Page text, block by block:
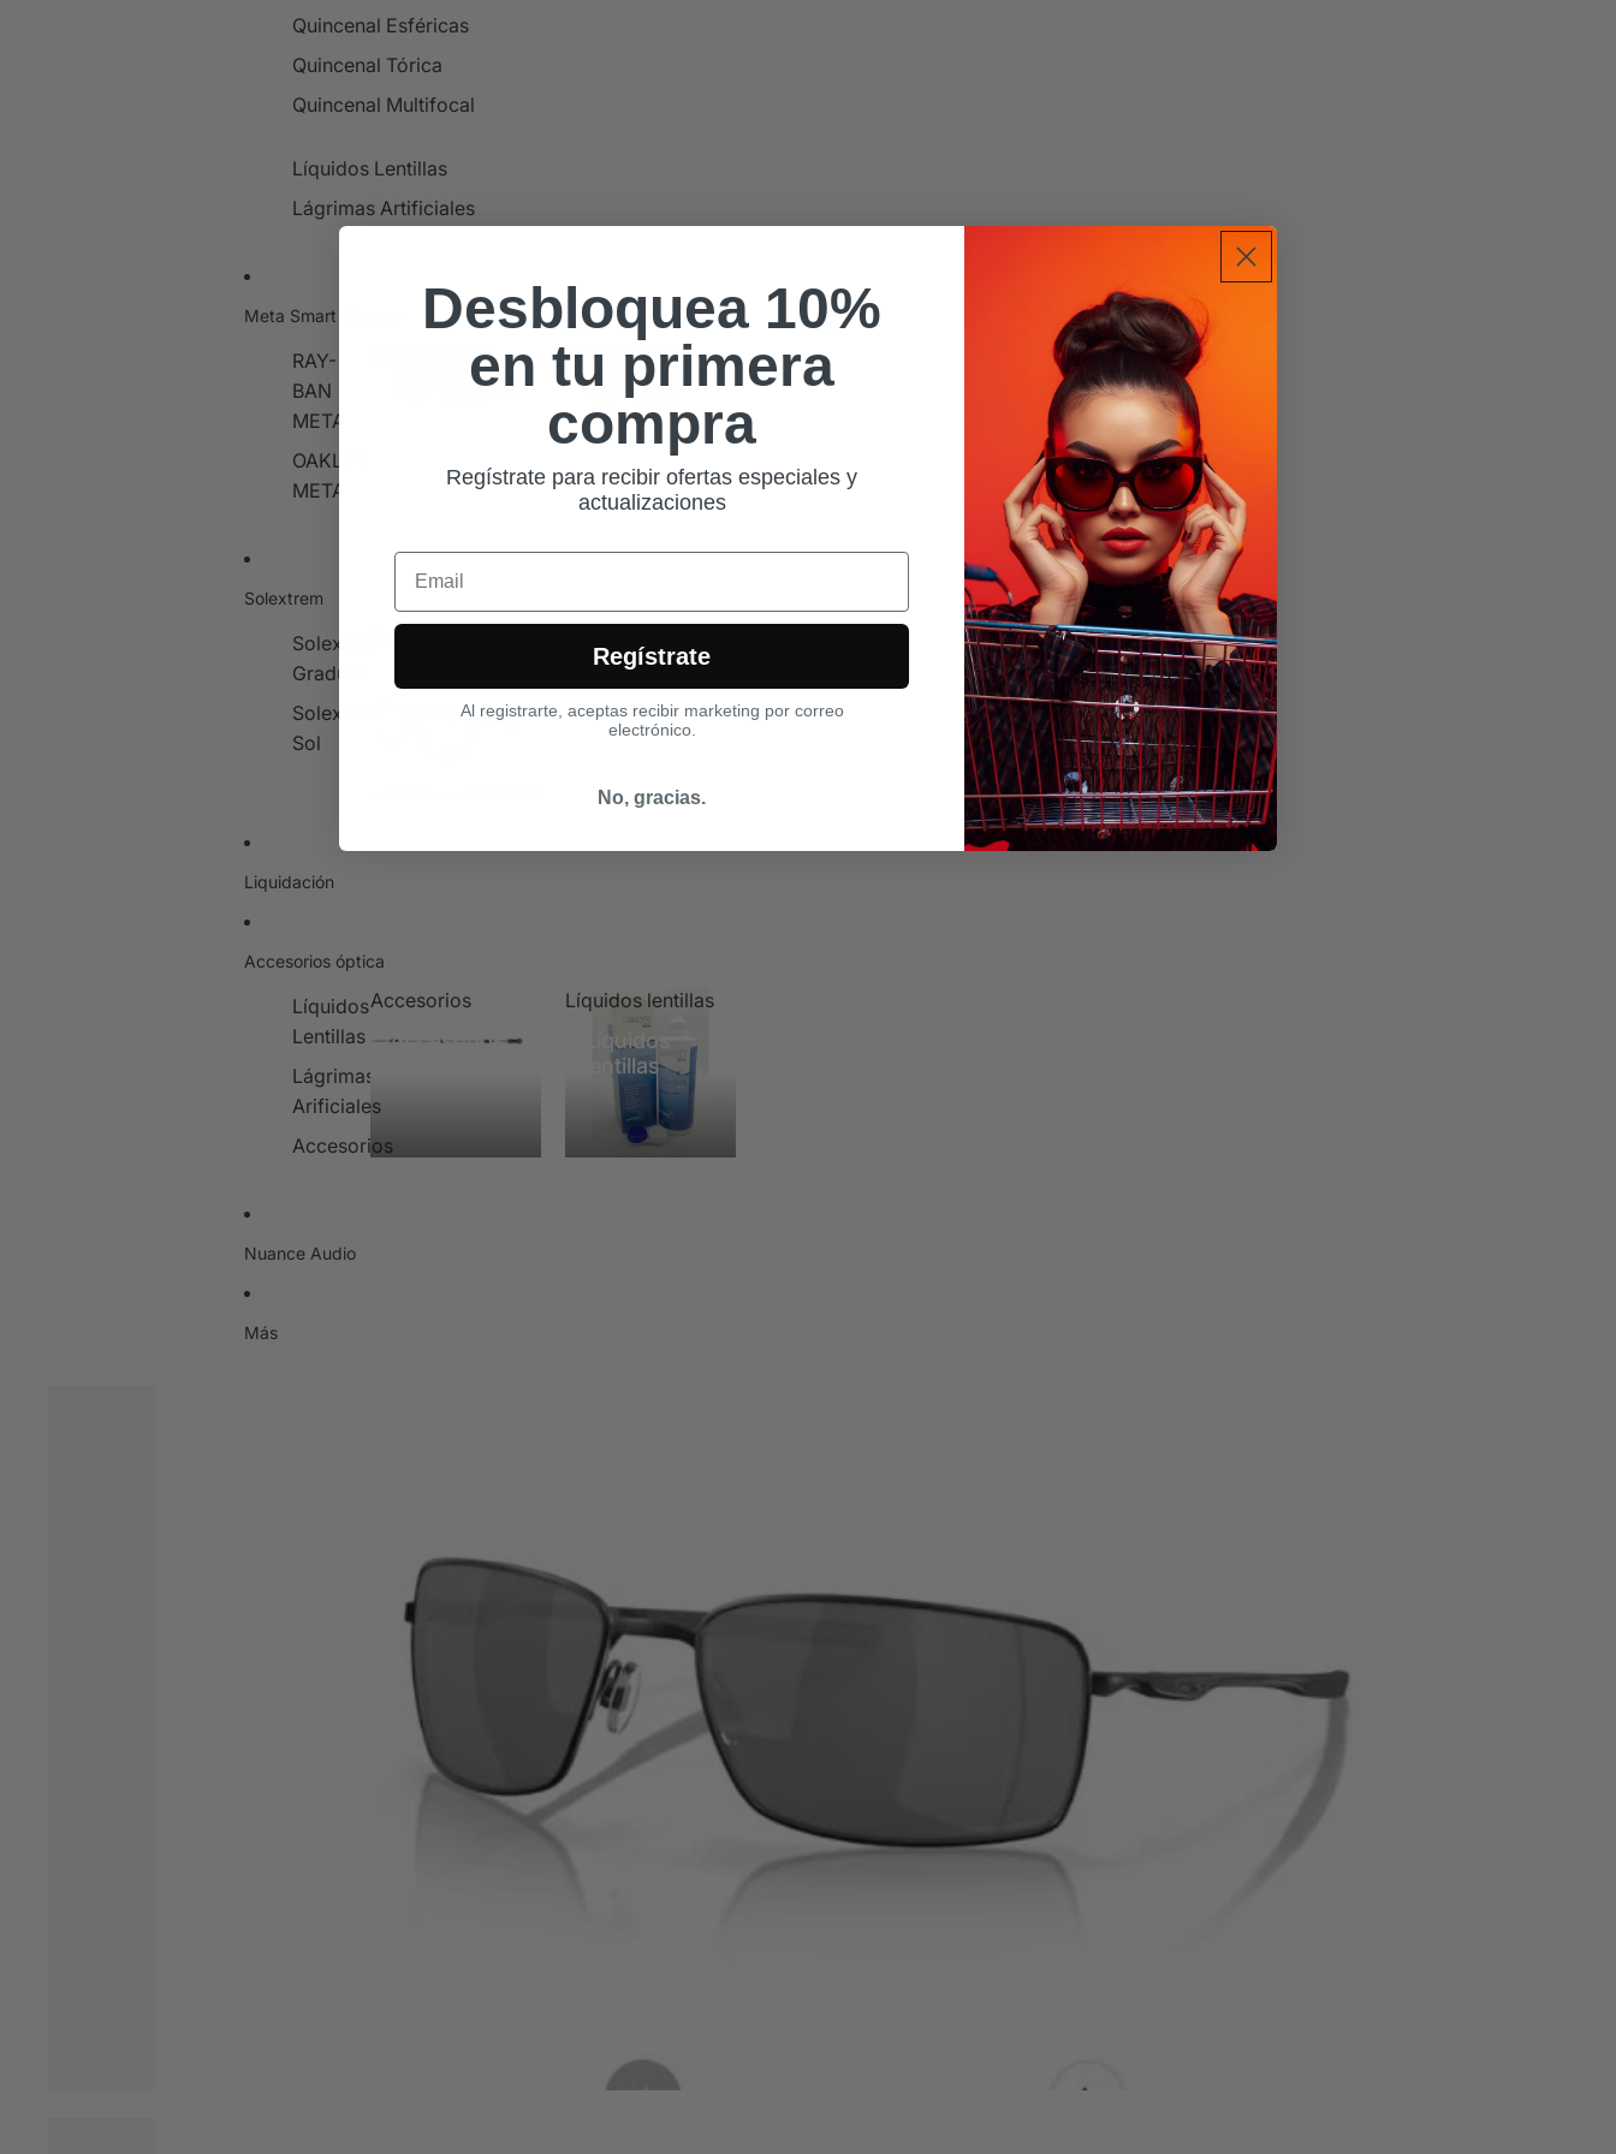
Quincenal Esféricas
Quincenal Tórica
Quincenal Multifocal
Líquidos Lentillas
Lágrimas Artificiales
Meta Smart Glasses
RAY-
BAN
META
OAKLEY
META
Smart Glasses Ray-Ban Meta
Ray-Ban
Meta
Solextrem
Solextrem
Graduado
Solextrem
Sol
Solextrem
Solextrem
Liquidación
Accesorios óptica
Líquidos
Lentillas
Lágrimas
Arificiales
Accesorios
Accesorios
Accesorios
Líquidos lentillas
Líquidos
lentillas
Nuance Audio
Más
Desbloquea 10%
en tu primera
compra
Regístrate para recibir ofertas especiales y
actualizaciones
Email
Regístrate
Al registrarte, aceptas recibir marketing por correo
electrónico.
No, gracias.